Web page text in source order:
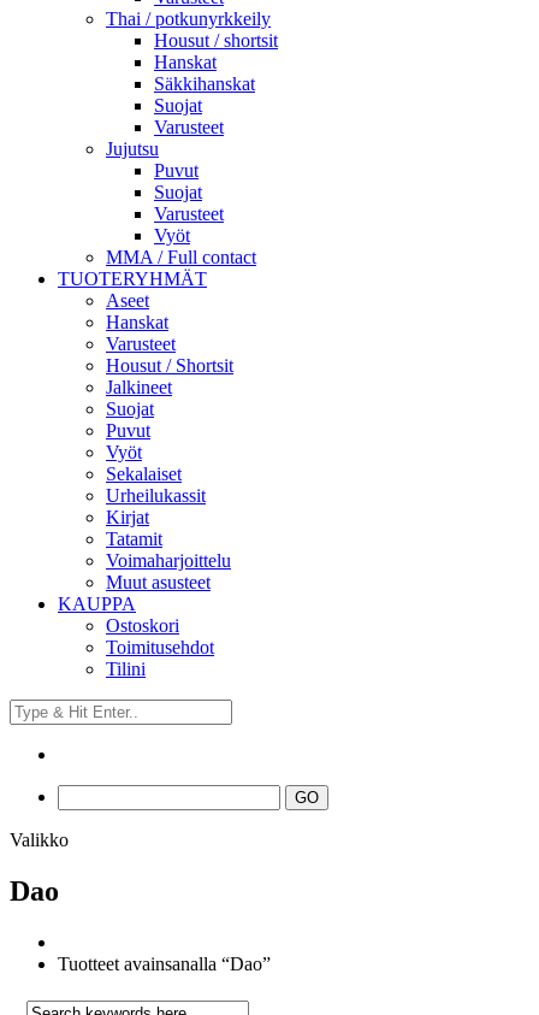
Thai / potkunyrkkeily
Housut / shortsit
Hanskat
Säkkihanskat
Suojat
Varusteet
Jujutsu
Puvut
Suojat
Varusteet
Vyöt
MMA / Full contact
TUOTERYHMÄT
Aseet
Hanskat
Varusteet
Housut / Shortsit
Jalkineet
Suojat
Puvut
Vyöt
Sekalaiset
Urheilukassit
Kirjat
Tatamit
Voimaharjoittelu
Muut asusteet
KAUPPA
Ostoskori
Toimitusehdot
Tilini
Valikko
Dao
Tuotteet avainsanalla “Dao”